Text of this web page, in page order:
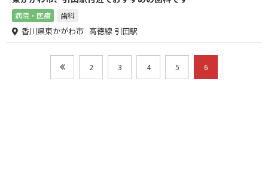
病院・医療 歯科
香川県東かがわ市 高徳線 引田駅
2 3 4 5 6